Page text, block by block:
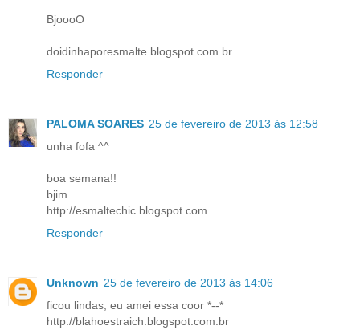
BjoooO
doidinhaporesmalte.blogspot.com.br
Responder
PALOMA SOARES 25 de fevereiro de 2013 às 12:58
unha fofa ^^
boa semana!!
bjim
http://esmaltechic.blogspot.com
Responder
Unknown 25 de fevereiro de 2013 às 14:06
ficou lindas, eu amei essa coor *--*
http://blahoestraich.blogspot.com.br